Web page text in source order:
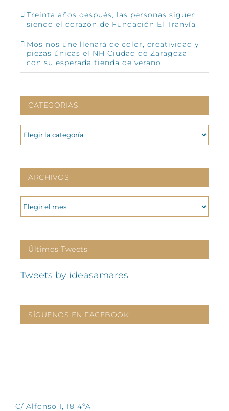
Treinta años después, las personas siguen
siendo el corazón de Fundación El Tranvía
Mos nos une llenará de color, creatividad y
piezas únicas el NH Ciudad de Zaragoza
con su esperada tienda de verano
CATEGORIAS
CATEGORIAS
ARCHIVOS
ARCHIVOS
Últimos Tweets
Tweets by ideasamares
SÍGUENOS EN FACEBOOK
C/ Alfonso I, 18 4ºA